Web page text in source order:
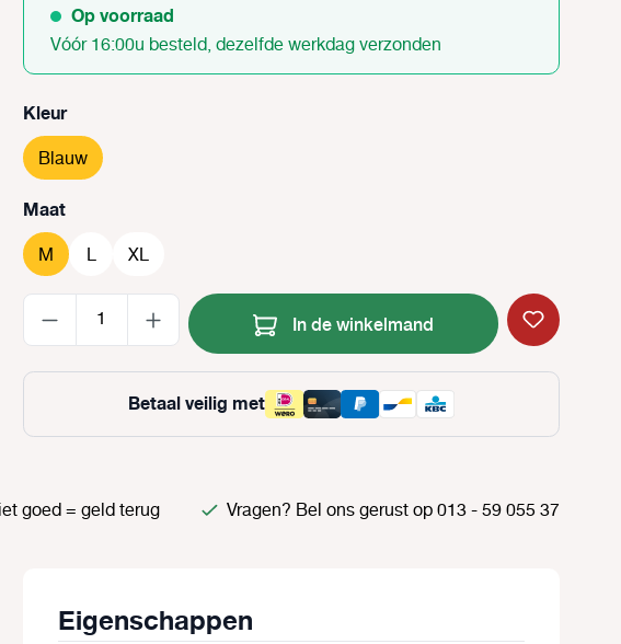
Op voorraad
Vóór 16:00u besteld, dezelfde werkdag verzonden
Selecteer
Kleur
Blauw
Selecteer
Maat
M L XL
Producthoeveelheid: Voer de
In de winkelmand
Betaal veilig met
goed = geld terug Vragen? Bel ons gerust op 013 - 59 055 37
Eigenschappen